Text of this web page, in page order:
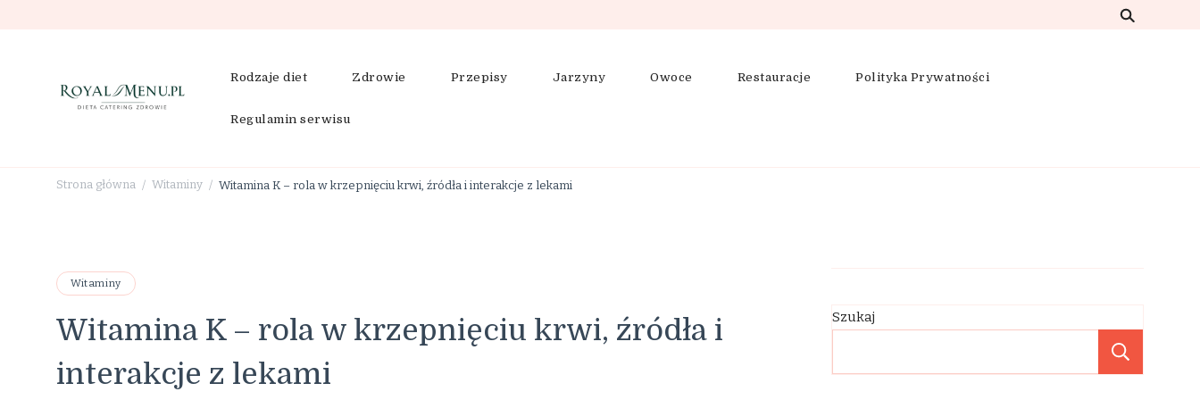
RoyalMenu.pl – dieta, catering, zdrowe odżywianie
Rodzaje diet Zdrowie Przepisy Jarzyny Owoce Restauracje Polityka Prywatności
Regulamin serwisu
Strona główna / Witaminy / Witamina K – rola w krzepnięciu krwi, źródła i interakcje z lekami
Witaminy
Witamina K – rola w krzepnięciu krwi, źródła i
interakcje z lekami
Szukaj